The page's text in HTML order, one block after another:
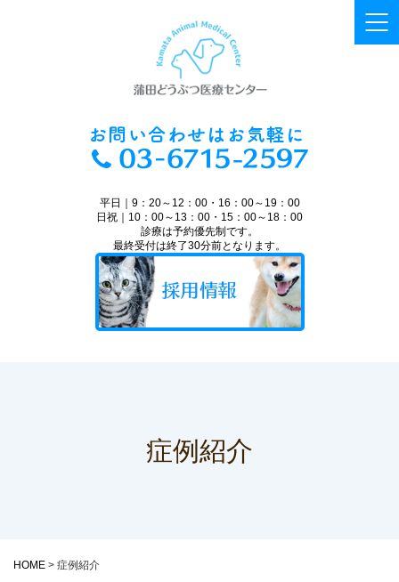
平日｜9：20～12：00・16：00～19：00
日祝｜10：00～13：00・15：00～18：00
診療は予約優先制です。
最終受付は終了30分前となります。
症例紹介
HOME > 症例紹介